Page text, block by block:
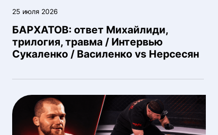
25 июля 2026
БАРХАТОВ: ответ Михайлиди,
трилогия, травма / Интервью
Сукаленко / Василенко vs Нерсесян